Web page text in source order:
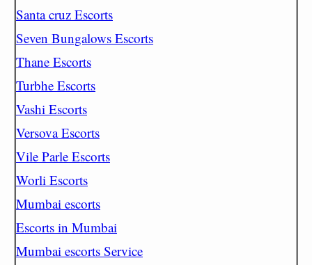
Santa cruz Escorts
Seven Bungalows Escorts
Thane Escorts
Turbhe Escorts
Vashi Escorts
Versova Escorts
Vile Parle Escorts
Worli Escorts
Mumbai escorts
Escorts in Mumbai
Mumbai escorts Service